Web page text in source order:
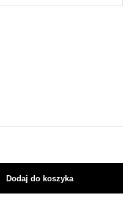
Dodaj do koszyka